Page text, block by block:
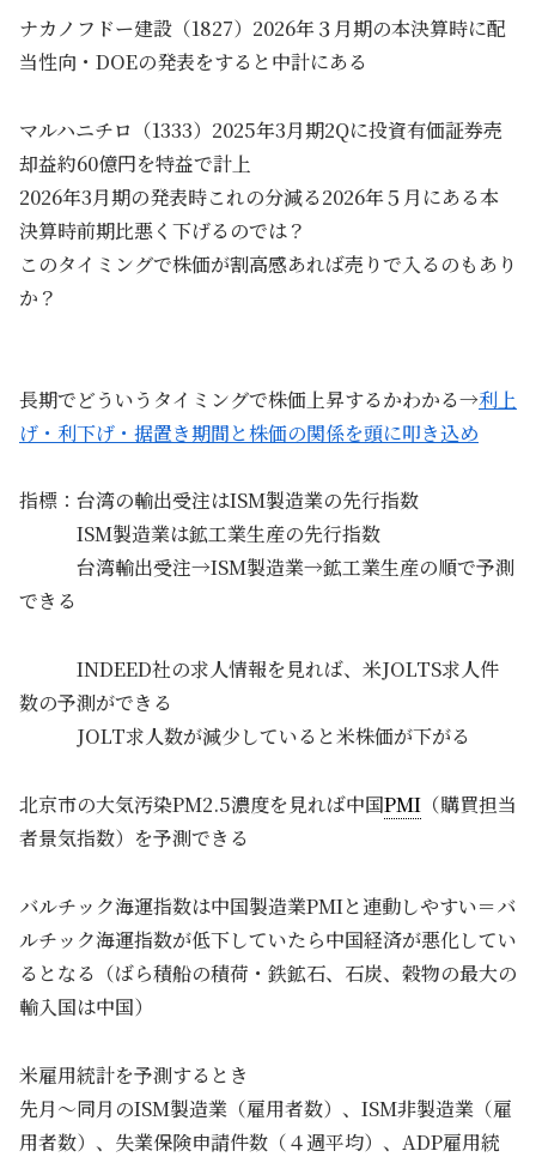
ナカノフドー建設（1827）2026年３月期の本決算時に配
当性向・DOEの発表をすると中計にある
マルハニチロ（1333）2025年3月期2Qに投資有価証券売
却益約60億円を特益で計上
2026年3月期の発表時これの分減る2026年５月にある本
決算時前期比悪く下げるのでは？
このタイミングで株価が割高感あれば売りで入るのもあり
か？
長期でどういうタイミングで株価上昇するかわかる→利上
げ・利下げ・据置き期間と株価の関係を頭に叩き込め
指標：台湾の輸出受注はISM製造業の先行指数
ISM製造業は鉱工業生産の先行指数
台湾輸出受注→ISM製造業→鉱工業生産の順で予測
できる
INDEED社の求人情報を見れば、米JOLTS求人件
数の予測ができる
JOLT求人数が減少していると米株価が下がる
北京市の大気汚染PM2.5濃度を見れば中国PMI （購買担当
者景気指数）を予測できる
バルチック海運指数は中国製造業PMIと連動しやすい＝バ
ルチック海運指数が低下していたら中国経済が悪化してい
るとなる（ばら積船の積荷・鉄鉱石、石炭、穀物の最大の
輸入国は中国）
米雇用統計を予測するとき
先月～同月のISM製造業（雇用者数）、ISM非製造業（雇
用者数）、失業保険申請件数（４週平均）、ADP雇用統